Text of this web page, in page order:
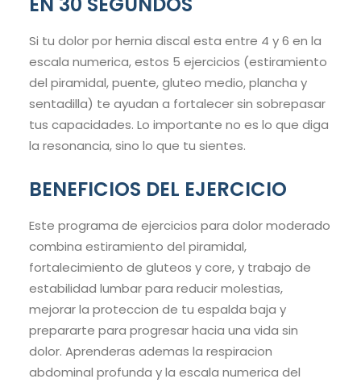
Si tu dolor por hernia discal esta entre 4 y 6 en la
escala numerica, estos 5 ejercicios (estiramiento
del piramidal, puente, gluteo medio, plancha y
sentadilla) te ayudan a fortalecer sin sobrepasar
tus capacidades. Lo importante no es lo que diga
la resonancia, sino lo que tu sientes.
BENEFICIOS DEL EJERCICIO
Este programa de ejercicios para dolor moderado
combina estiramiento del piramidal,
fortalecimiento de gluteos y core, y trabajo de
estabilidad lumbar para reducir molestias,
mejorar la proteccion de tu espalda baja y
prepararte para progresar hacia una vida sin
dolor. Aprenderas ademas la respiracion
abdominal profunda y la escala numerica del